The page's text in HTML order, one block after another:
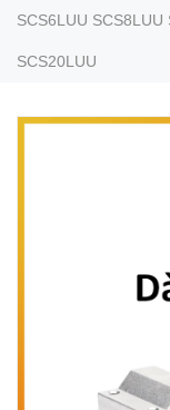
SCS6LUU
SCS20LUU